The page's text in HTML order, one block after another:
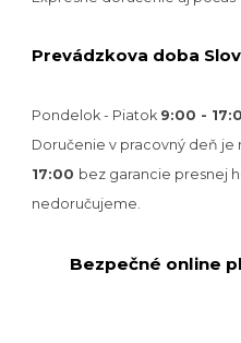
Prevádzkova doba
Pondelok - Piatok 9:00 -
Doručenie v pracovný deň je
17:00 bez garancie presnej
nedoručujeme.
Bezpečné online